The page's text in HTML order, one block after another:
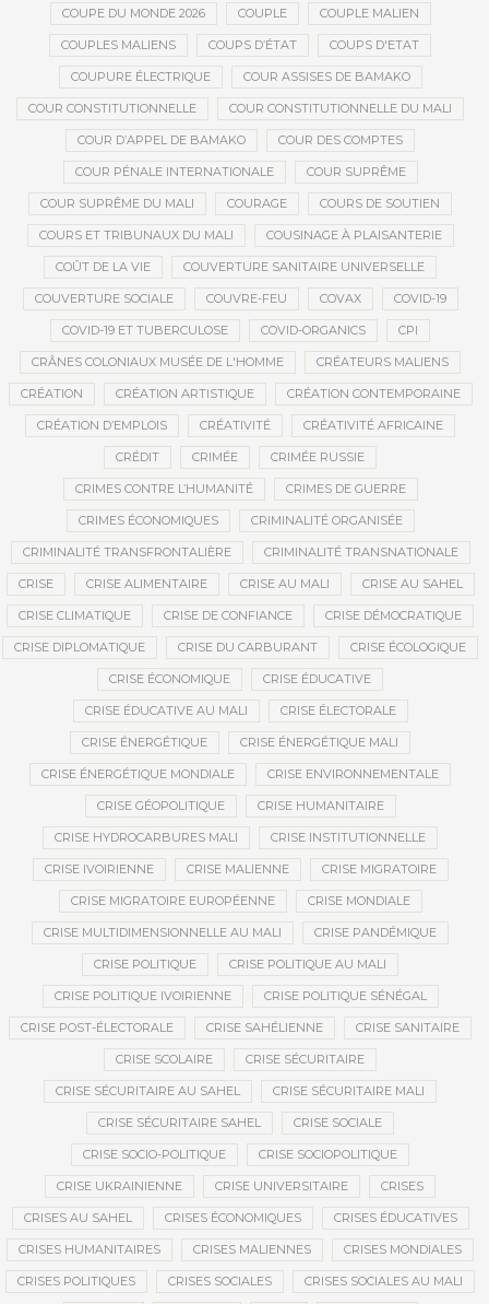
COUPE DU MONDE 2026 COUPLE COUPLE MALIEN
COUPLES MALIENS COUPS D’ÉTAT COUPS D'ETAT
COUPURE ÉLECTRIQUE COUR ASSISES DE BAMAKO
COUR CONSTITUTIONNELLE COUR CONSTITUTIONNELLE DU MALI
COUR D’APPEL DE BAMAKO COUR DES COMPTES
COUR PÉNALE INTERNATIONALE COUR SUPRÊME
COUR SUPRÊME DU MALI COURAGE COURS DE SOUTIEN
COURS ET TRIBUNAUX DU MALI COUSINAGE À PLAISANTERIE
COÛT DE LA VIE COUVERTURE SANITAIRE UNIVERSELLE
COUVERTURE SOCIALE COUVRE-FEU COVAX COVID-19
COVID-19 ET TUBERCULOSE COVID-ORGANICS CPI
CRÂNES COLONIAUX MUSÉE DE L'HOMME CRÉATEURS MALIENS
CRÉATION CRÉATION ARTISTIQUE CRÉATION CONTEMPORAINE
CRÉATION D’EMPLOIS CRÉATIVITÉ CRÉATIVITÉ AFRICAINE
CRÉDIT CRIMÉE CRIMÉE RUSSIE
CRIMES CONTRE L’HUMANITÉ CRIMES DE GUERRE
CRIMES ÉCONOMIQUES CRIMINALITÉ ORGANISÉE
CRIMINALITÉ TRANSFRONTALIÈRE CRIMINALITÉ TRANSNATIONALE
CRISE CRISE ALIMENTAIRE CRISE AU MALI CRISE AU SAHEL
CRISE CLIMATIQUE CRISE DE CONFIANCE CRISE DÉMOCRATIQUE
CRISE DIPLOMATIQUE CRISE DU CARBURANT CRISE ÉCOLOGIQUE
CRISE ÉCONOMIQUE CRISE ÉDUCATIVE
CRISE ÉDUCATIVE AU MALI CRISE ÉLECTORALE
CRISE ÉNERGÉTIQUE CRISE ÉNERGÉTIQUE MALI
CRISE ÉNERGÉTIQUE MONDIALE CRISE ENVIRONNEMENTALE
CRISE GÉOPOLITIQUE CRISE HUMANITAIRE
CRISE HYDROCARBURES MALI CRISE INSTITUTIONNELLE
CRISE IVOIRIENNE CRISE MALIENNE CRISE MIGRATOIRE
CRISE MIGRATOIRE EUROPÉENNE CRISE MONDIALE
CRISE MULTIDIMENSIONNELLE AU MALI CRISE PANDÉMIQUE
CRISE POLITIQUE CRISE POLITIQUE AU MALI
CRISE POLITIQUE IVOIRIENNE CRISE POLITIQUE SÉNÉGAL
CRISE POST-ÉLECTORALE CRISE SAHÉLIENNE CRISE SANITAIRE
CRISE SCOLAIRE CRISE SÉCURITAIRE
CRISE SÉCURITAIRE AU SAHEL CRISE SÉCURITAIRE MALI
CRISE SÉCURITAIRE SAHEL CRISE SOCIALE
CRISE SOCIO-POLITIQUE CRISE SOCIOPOLITIQUE
CRISE UKRAINIENNE CRISE UNIVERSITAIRE CRISES
CRISES AU SAHEL CRISES ÉCONOMIQUES CRISES ÉDUCATIVES
CRISES HUMANITAIRES CRISES MALIENNES CRISES MONDIALES
CRISES POLITIQUES CRISES SOCIALES CRISES SOCIALES AU MALI